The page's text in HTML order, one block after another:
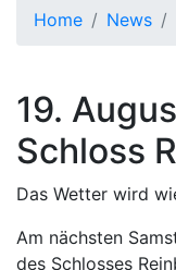
Home News
19.
Schloss
Das Wetter wird
Am nächsten
des Schlosses